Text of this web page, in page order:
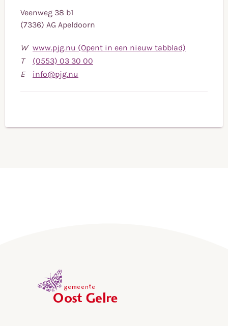
Veenweg 38 b1
(7336) AG Apeldoorn
W www.pjg.nu (Opent in een nieuw tabblad)
T
(0553) 03 30 00
30
E info@pjg.nu
naar